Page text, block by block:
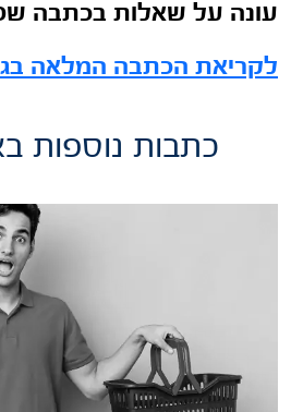
עונה על שאלות בכתבה
לקריאת הכתבה המלאה
כתבות נוספות